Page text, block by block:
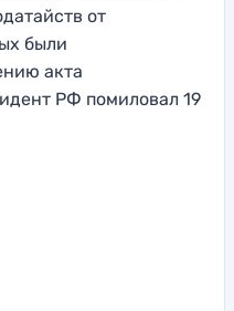
от
были
акта
РФ помиловал 19